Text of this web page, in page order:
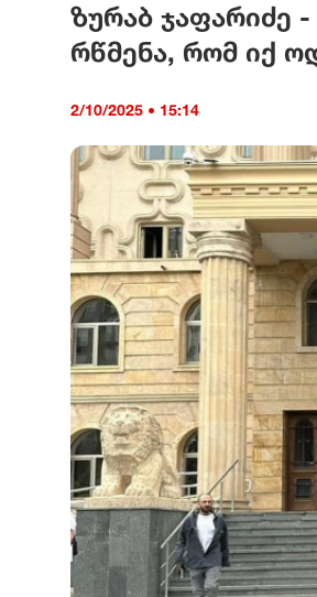
ზურაბ ჯაფარიძე
რწმენა, რომ იქ
2/10/2025 • 15:14